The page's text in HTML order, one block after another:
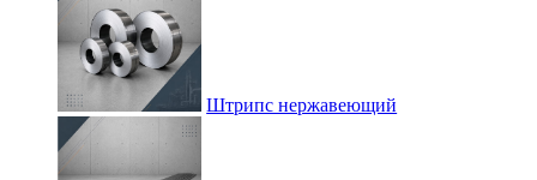
Штрипс нержавеющий